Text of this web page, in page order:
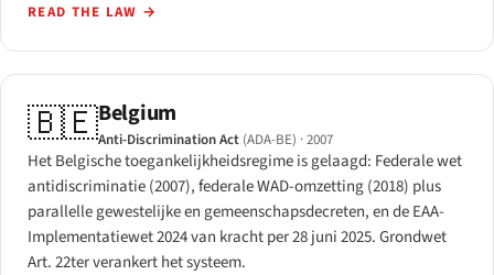
READ THE LAW →
🇧🇪Belgium
Anti-Discrimination Act (ADA-BE) · 2007
Het Belgische toegankelijkheidsregime is gelaagd: Federale wet
antidiscriminatie (2007), federale WAD-omzetting (2018) plus
parallelle gewestelijke en gemeenschapsdecreten, en de EAA-
Implementatiewet 2024 van kracht per 28 juni 2025. Grondwet
Art. 22ter verankert het systeem.